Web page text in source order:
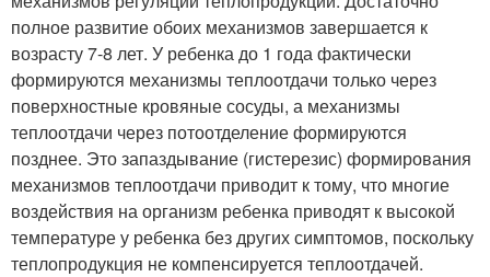
полное развитие обоих механизмов завершается к
возрасту 7-8 лет. У ребенка до 1 года фактически
формируются механизмы теплоотдачи только через
поверхностные кровяные сосуды, а механизмы
теплоотдачи через потоотделение формируются
позднее. Это запаздывание (гистерезис) формирования
механизмов теплоотдачи приводит к тому, что многие
воздействия на организм ребенка приводят к высокой
температуре у ребенка без других симптомов, поскольку
теплопродукция не компенсируется теплоотдачей.